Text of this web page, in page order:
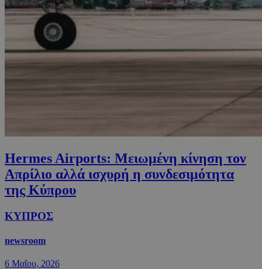
Hermes Airports: Μειωμένη κίνηση τον
Απρίλιο αλλά ισχυρή η συνδεσιμότητα
της Κύπρου
ΚΥΠΡΟΣ
newsroom
6 Μαΐου, 2026